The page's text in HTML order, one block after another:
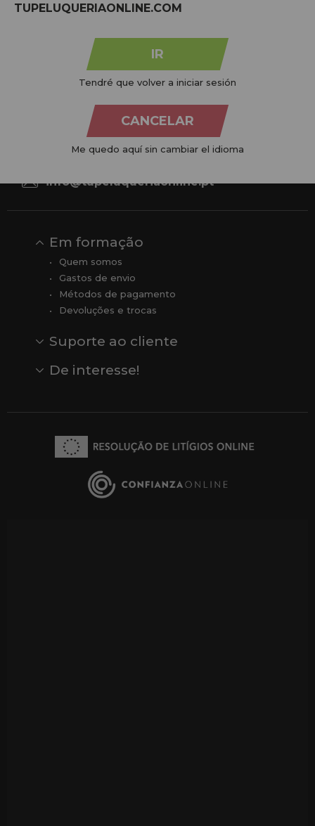
produtos para cabeleireiro e beleza, oferecendo uma vasta
gama ao seu alcance económico e profissional. Temos preços
+34 951 204 547
Atendimento ao cliente
De segunda a quinta-feira, das 09:00 às 14:00.
Sexta-feira, das 08:00 às 13:00.
info@tupeluqueriaonline.pt
Em formação
Quem somos
Gastos de envio
Métodos de pagamento
Devoluções e trocas
Suporte ao cliente
Comentários
Comentários do Google
De interesse!
TUPELUQUERIAONLINE.COM
IR
Tendré que volver a iniciar sesión
CANCELAR
Me quedo aquí sin cambiar el idioma